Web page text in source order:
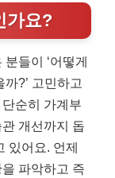
가요?
들이 ‘어떻게
?’ 고민하고
순히 가계부
개선까지 돕
있어요. 언제
파악하고 즉